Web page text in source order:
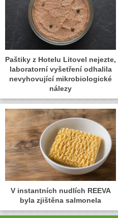
Paštiky z Hotelu Litovel nejezte,
laboratorní vyšetření odhalila
nevyhovující mikrobiologické
nálezy
V instantních nudlích REEVA
byla zjištěna salmonela